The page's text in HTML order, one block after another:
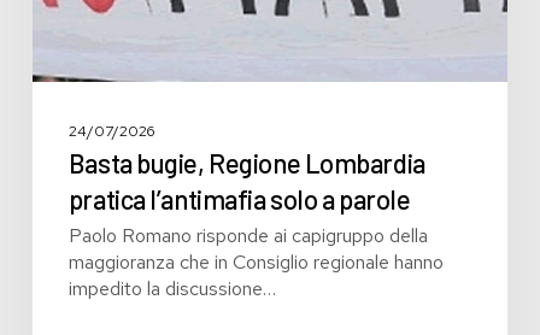
24/07/2026
Basta bugie, Regione Lombardia
pratica l’antimafia solo a parole
Paolo Romano risponde ai capigruppo della
maggioranza che in Consiglio regionale hanno
impedito la discussione…